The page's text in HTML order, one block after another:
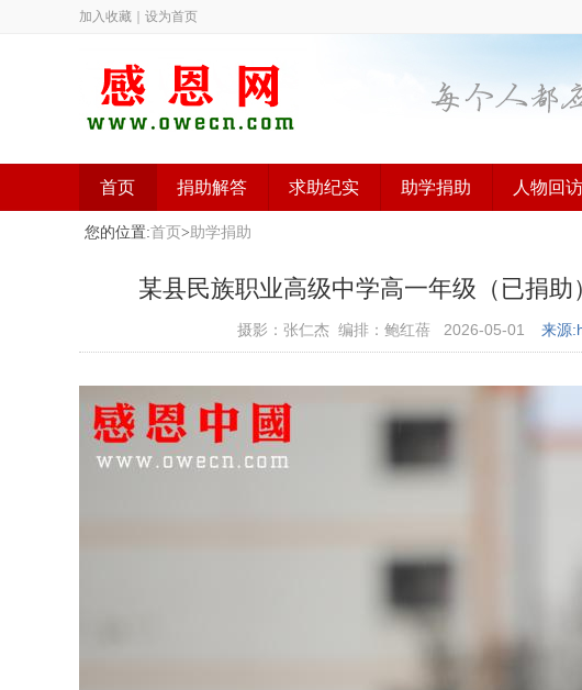
加入收藏 设为首页
首页 捐助解答 求助纪实 助学捐助 人物回访
您的位置:首页 >助学捐助
某县民族职业高级中学高一年级（已捐助
摄影：张仁杰 编排：鲍红蓓 2026-05-01 来源